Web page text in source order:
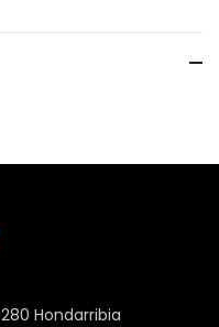
Hondarribia